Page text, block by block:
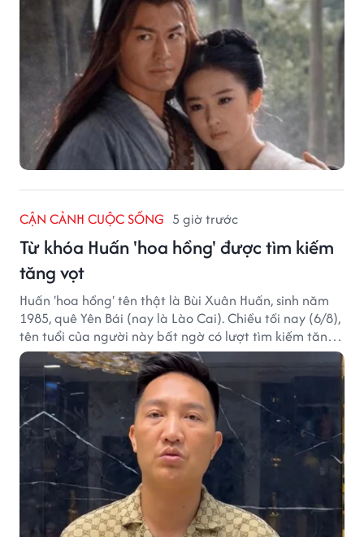
CẬN CẢNH CUỘC SỐNG 5 giờ trước
Từ khóa Huấn 'hoa hồng' được tìm kiếm
tăng vọt
Huấn 'hoa hồng' tên thật là Bùi Xuân Huấn, sinh năm
1985, quê Yên Bái (nay là Lào Cai). Chiều tối nay (6/8),
tên tuổi của người này bất ngờ có lượt tìm kiếm tăng
vọt.